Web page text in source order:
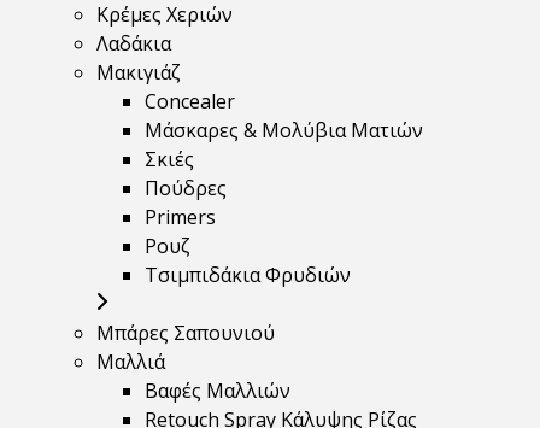
Κρέμες Χεριών
Λαδάκια
Μακιγιάζ
Concealer
Μάσκαρες & Μολύβια Ματιών
Σκιές
Πούδρες
Primers
Ρουζ
Τσιμπιδάκια Φρυδιών
Μπάρες Σαπουνιού
Μαλλιά
Βαφές Μαλλιών
Retouch Spray Κάλυψης Ρίζας